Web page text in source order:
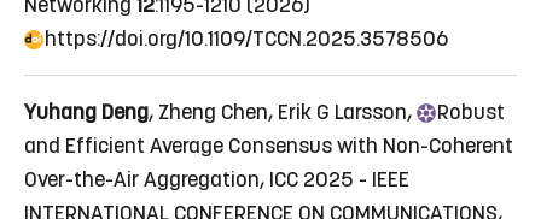
Networking 12:1195-1210 (2026)
https://doi.org/10.1109/TCCN.2025.3578506
Yuhang Deng, Zheng Chen, Erik G Larsson,
Robust
and Efficient Average Consensus with Non-Coherent
Over-the-Air Aggregation, ICC 2025 - IEEE
INTERNATIONAL CONFERENCE ON COMMUNICATIONS,